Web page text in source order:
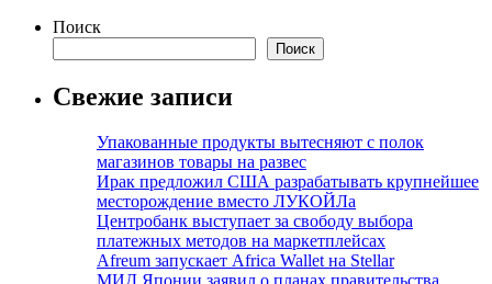
Поиск
Поиск
Свежие записи
Упакованные продукты вытесняют с полок
магазинов товары на развес
Ирак предложил США разрабатывать крупнейшее
месторождение вместо ЛУКОЙЛа
Центробанк выступает за свободу выбора
платежных методов на маркетплейсах
Afreum запускает Africa Wallet на Stellar